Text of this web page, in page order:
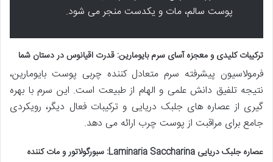
پوست سالم، مات و یکدست منجر می شود.
ترکیبات کلیدی و معجزه آسای سرم بایومارین: قدرت اقیانوس در دستان شما
فرمولاسیون پیشرفته سرم متعادل کننده چربی پوست بایومارین،
نتیجه تلفیق دانش علمی و الهام از طبیعت است. این سرم با بهره
گیری از عصاره های جلبک دریایی و ترکیبات فعال دیگر، رویکردی
جامع برای مراقبت از پوست چرب ارائه می دهد.
عصاره جلبک دریایی Laminaria Saccharina: سبورگولاتور و مات کننده